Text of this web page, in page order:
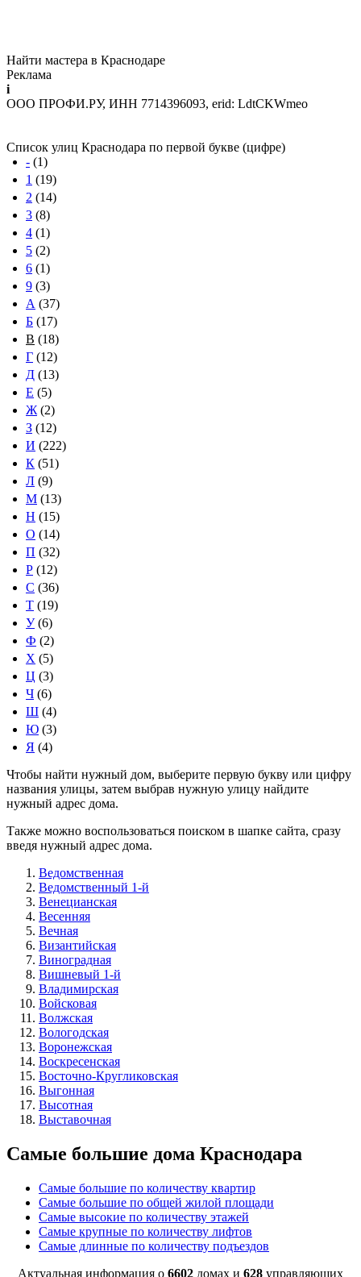
Найти мастера в Краснодаре
Реклама
i
ООО ПРОФИ.РУ, ИНН 7714396093, erid: LdtCKWmeo
Список улиц Краснодара по первой букве (цифре)
- (1)
1 (19)
2 (14)
3 (8)
4 (1)
5 (2)
6 (1)
9 (3)
А (37)
Б (17)
В (18)
Г (12)
Д (13)
Е (5)
Ж (2)
З (12)
И (222)
К (51)
Л (9)
М (13)
Н (15)
О (14)
П (32)
Р (12)
С (36)
Т (19)
У(6)
Ф (2)
Х (5)
Ц (3)
Ч (6)
Ш (4)
Ю (3)
Я (4)
Чтобы найти нужный дом, выберите первую букву или цифру
названия улицы, затем выбрав нужную улицу найдите
нужный адрес дома.
Также можно воспользоваться поиском в шапке сайта, сразу
введя нужный адрес дома.
Ведомственная
Ведомственный 1-й
Венецианская
Весенняя
Вечная
Византийская
Виноградная
Вишневый 1-й
Владимирская
Войсковая
Волжская
Вологодская
Воронежская
Воскресенская
Восточно-Кругликовская
Выгонная
Высотная
Выставочная
Самые большие дома Краснодара
Самые большие по количеству квартир
Самые большие по общей жилой площади
Самые высокие по количеству этажей
Самые крупные по количеству лифтов
Самые длинные по количеству подъездов
Актуальная информация о 6602 домах и 628 управляющих